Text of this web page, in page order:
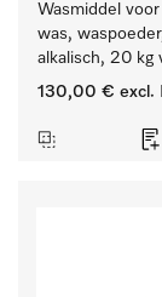
Wasmiddel
was,
alkalisch, 20 kg
behoud van
was.
130,00 € excl.